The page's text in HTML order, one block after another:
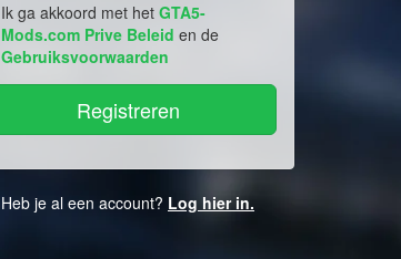
Ik ga akkoord met het GTA5-
Mods.com Prive Beleid en de
Gebruiksvoorwaarden
Heb je al een account? Log hier in.